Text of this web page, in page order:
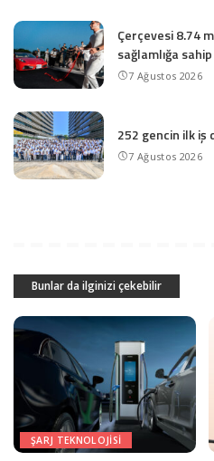
Çerçevesi 8.74
sağlamlığa sahip
7 Ağustos 2026
252 gencin ilk iş
7 Ağustos 2026
Bunlar da ilginizi çekebilir
ŞARJ TEKNOLOJISI